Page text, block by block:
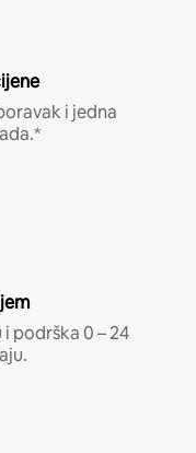
i jedna
podrška 0 – 24